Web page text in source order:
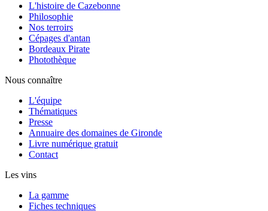
L'histoire de Cazebonne
Philosophie
Nos terroirs
Cépages d'antan
Bordeaux Pirate
Photothèque
Nous connaître
L'équipe
Thématiques
Presse
Annuaire des domaines de Gironde
Livre numérique gratuit
Contact
Les vins
La gamme
Fiches techniques